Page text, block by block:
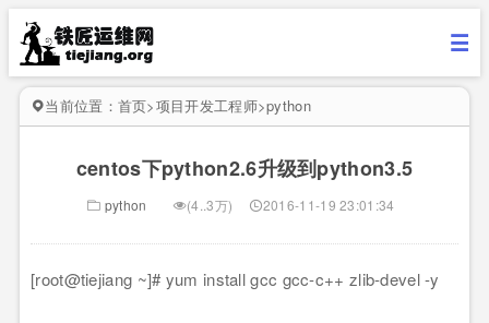
当前位置： 首页>项目开发工程师>python
centos下python2.6升级到python3.5
python (4..3万) 2016-11-19 23:01:34
[root@tiejiang ~]# yum install gcc gcc-c++ zlib-devel -y